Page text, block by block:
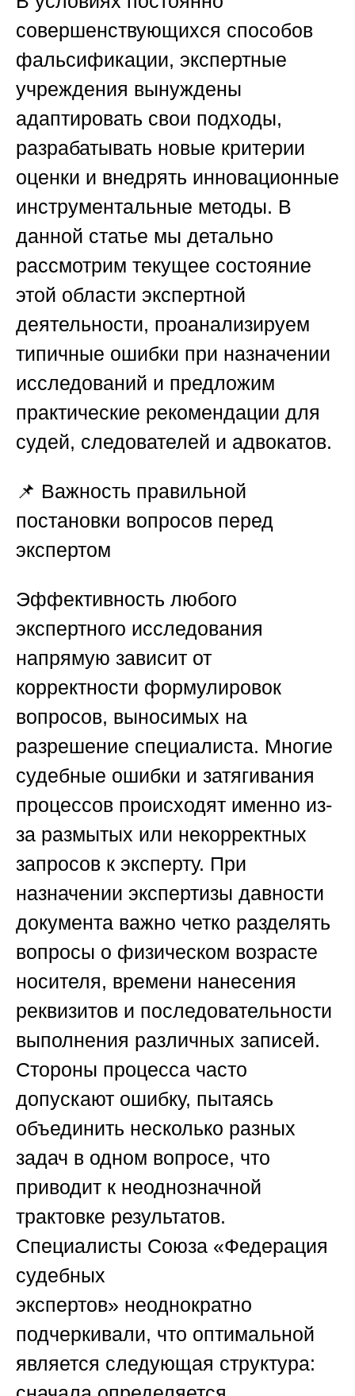
совершенствующихся способов
фальсификации, экспертные
учреждения вынуждены
адаптировать свои подходы,
разрабатывать новые критерии
оценки и внедрять инновационные
инструментальные методы. В
данной статье мы детально
рассмотрим текущее состояние
этой области экспертной
деятельности, проанализируем
типичные ошибки при назначении
исследований и предложим
практические рекомендации для
судей, следователей и адвокатов.
📌 Важность правильной
постановки вопросов перед
экспертом
Эффективность любого
экспертного исследования
напрямую зависит от
корректности формулировок
вопросов, выносимых на
разрешение специалиста. Многие
судебные ошибки и затягивания
процессов происходят именно из-
за размытых или некорректных
запросов к эксперту. При
назначении экспертизы давности
документа важно четко разделять
вопросы о физическом возрасте
носителя, времени нанесения
реквизитов и последовательности
выполнения различных записей.
Стороны процесса часто
допускают ошибку, пытаясь
объединить несколько разных
задач в одном вопросе, что
приводит к неоднозначной
трактовке результатов.
Специалисты Союза «Федерация
судебных
экспертов» неоднократно
подчеркивали, что оптимальной
является следующая структура: